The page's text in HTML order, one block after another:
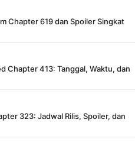
Chapter 619 dan Spoiler Singkat
Chapter 413: Tanggal, Waktu, dan
323: Jadwal Rilis, Spoiler, dan